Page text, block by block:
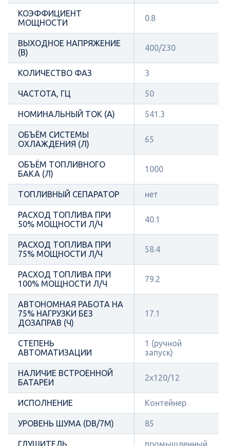
КОЭФФИЦИЕНТ
МОЩНОСТИ
0.8
ВЫХОДНОЕ НАПРЯЖЕНИЕ
(В)
400/230
КОЛИЧЕСТВО ФАЗ 3
ЧАСТОТА, ГЦ 50
НОМИНАЛЬНЫЙ ТОК (А) 541.3
ОБЪЁМ СИСТЕМЫ
ОХЛАЖДЕНИЯ (Л)
65
ОБЪЁМ ТОПЛИВНОГО
БАКА (Л)
1000
ТОПЛИВНЫЙ СЕПАРАТОР нет
РАСХОД ТОПЛИВА ПРИ
50% МОЩНОСТИ Л/Ч
40.1
РАСХОД ТОПЛИВА ПРИ
75% МОЩНОСТИ Л/Ч
58.4
РАСХОД ТОПЛИВА ПРИ
100% МОЩНОСТИ Л/Ч
79.2
АВТОНОМНАЯ РАБОТА НА
75% НАГРУЗКИ БЕЗ
ДОЗАПРАВ (Ч)
17.1
СТЕПЕНЬ
АВТОМАТИЗАЦИИ
1 (ручной
запуск)
НАЛИЧИЕ ВСТРОЕННОЙ
БАТАРЕИ
2х120/12
ИСПОЛНЕНИЕ Контейнер
УРОВЕНЬ ШУМА (DB/7М) 85
ГЛУШИТЕЛЬ промышленный